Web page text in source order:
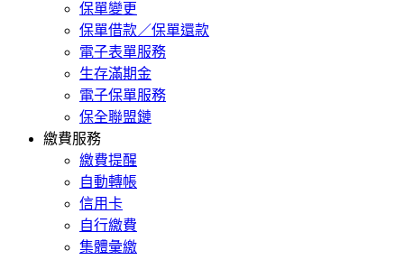
保單變更
保單借款／保單還款
電子表單服務
生存滿期金
電子保單服務
保全聯盟鏈
繳費服務
繳費提醒
自動轉帳
信用卡
自行繳費
集體彙繳